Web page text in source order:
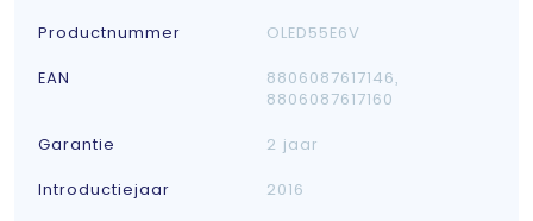
Productnummer
OLED55E6V
EAN
8806087617146,
8806087617160
Garantie
2 jaar
Introductiejaar
2016